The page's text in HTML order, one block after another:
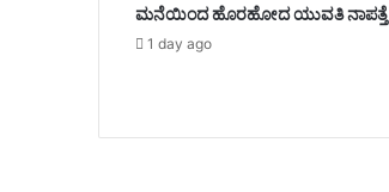
ಮನೆಯಿಂದ ಹೊರಹೋದ ಯುವತಿ ನಾಪತ್ತೆ
1 day ago